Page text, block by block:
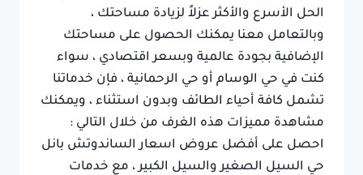
الحل الأسرع والأكثر عزلاً لزيادة مساحتك ،
وبالتعامل معنا يمكنك الحصول على مساحتك
الإضافية بجودة عالمية وبسعر اقتصادي ، سواء
كنت في حي الوسام أو حي الرحمانية ، فإن خدماتنا
تشمل كافة أحياء الطائف وبدون استثناء ، ويمكنك
مشاهدة مميزات هذه الغرف من خلال التالي :
احصل على أفضل عروض اسعار الساندوتش بانل
حي السيل الصغير والسيل الكبير ، مع خدمات